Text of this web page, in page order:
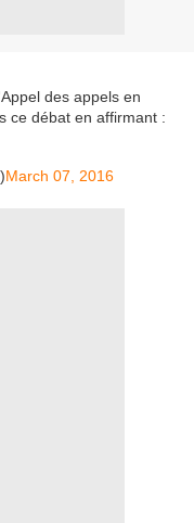
des appels en
ce débat en affirmant :
)March 07, 2016